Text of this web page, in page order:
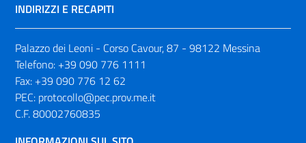
INDIRIZZI E RECAPITI
Palazzo dei Leoni - Corso Cavour, 87 - 98122 Messina
Telefono: +39 090 776 1111
Fax: +39 090 776 12 62
PEC: protocollo@pec.prov.me.it
C.F. 80002760835